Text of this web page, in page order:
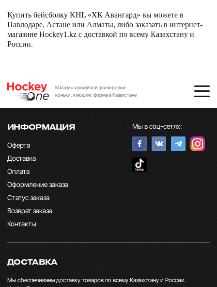
Купить бейсболку KHL «ХК Авангард» вы можете в
Павлодаре, Астане или Алматы, либо заказать в интернет-
магазине Hockey1.kz с доставкой по всему Казахстану и
России.
Магазин хоккейной экипировки:
коньки, клюшки, форма в Казахстане
ИНФОРМАЦИЯ
Оферта
Доставка
Оплата
Оформление заказа
Статус заказа
Возврат заказа
Контакты
Мы в соц-сетях:
ДОСТАВКА
Мы обеспечиваем доставку товаров по всему Казахстану и России.